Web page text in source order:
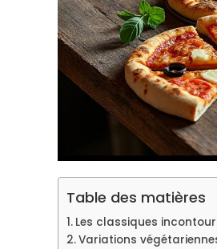
Table des matières
Les classiques
Variations